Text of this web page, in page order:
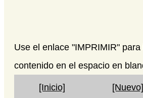
Use el enlace "IMPRIMIR" para
contenido en el espacio en
[Inicio] [Nuevo]